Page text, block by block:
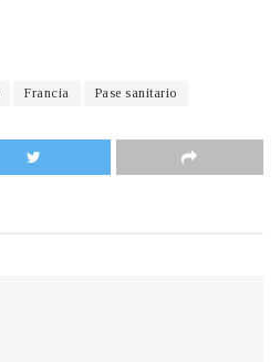
Francia Pase sanitario